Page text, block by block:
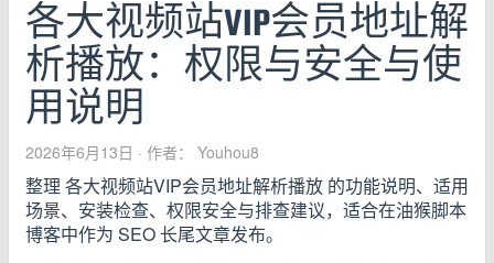
各大视频站VIP会员地址解
析播放：权限与安全与使
用说明
2026年6月13日 · 作者： Youhou8
整理 各大视频站VIP会员地址解析播放 的功能说明、适用
场景、安装检查、权限安全与排查建议，适合在油猴脚本
博客中作为 SEO 长尾文章发布。